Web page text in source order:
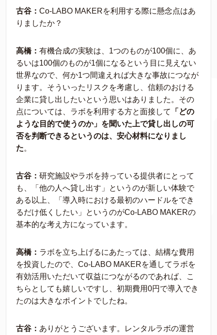
古谷： Co-LABO MAKERを利用する際に懸念点はあ
りましたか？
高橋： 有機合成の実験は、1つのものが100個に、あ
るいは100個のものが1個になるという目に見えない
世界なので、何か1つ間違えれば大きな事故につなが
ります。そういったリスクを考慮し、信頼のおける
企業に貸し出したいという思いはありました。その
点については、ラボを利用する方と面接して
「どの
ような目的で使うのか」を聞いた上で貸し出しの可
否を判断できるというのは、安心材料になりまし
た。
古谷： 研究施設やラボを持っている提供者にとって
も、「他の人へ貸し出す」というのが新しい体験で
ある以上、「導入時における最初のハードルをでき
るだけ低くしたい」というのがCo-LABO MAKERの
基本的な考え方になっています。
高橋： ラボを立ち上げるにあたっては、結構な費用
を投資したので、Co-LABO MAKERを通してラボを
有効活用いただいて収益につながるのであれば、こ
ちらとしても嬉しいですし、初期費用0円で導入でき
たのは大きなポイントでしたね。
古谷： ありがとうございます。レンタルラボの運営